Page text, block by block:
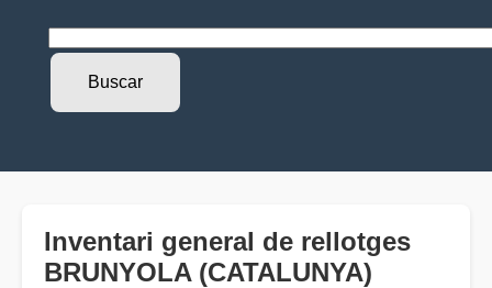
Inventari general de rellotges
BRUNYOLA (CATALUNYA)